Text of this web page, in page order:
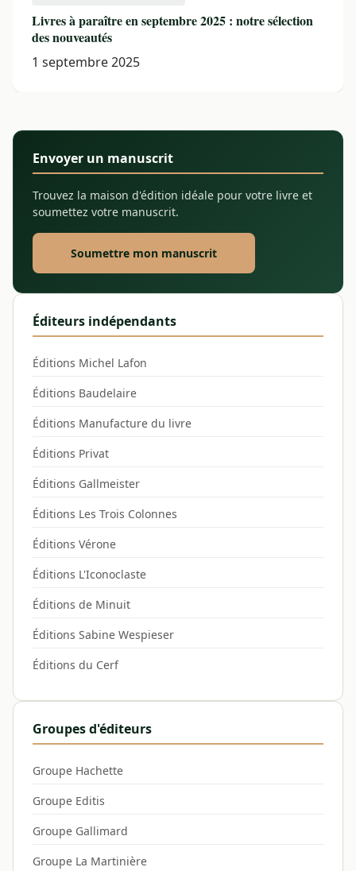
Livres à paraître en septembre 2025 : notre sélection
des nouveautés
1 septembre 2025
Envoyer un manuscrit
Trouvez la maison d'édition idéale pour votre livre et
soumettez votre manuscrit.
Soumettre mon manuscrit
Éditeurs indépendants
Éditions Michel Lafon
Éditions Baudelaire
Éditions Manufacture du livre
Éditions Privat
Éditions Gallmeister
Éditions Les Trois Colonnes
Éditions Vérone
Éditions L'Iconoclaste
Éditions de Minuit
Éditions Sabine Wespieser
Éditions du Cerf
Groupes d'éditeurs
Groupe Hachette
Groupe Editis
Groupe Gallimard
Groupe La Martinière